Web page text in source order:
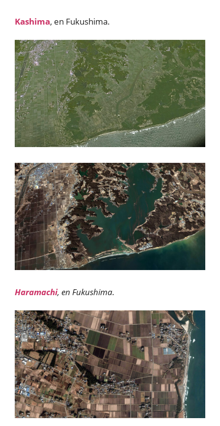
Kashima, en Fukushima.
Haramachi, en Fukushima.